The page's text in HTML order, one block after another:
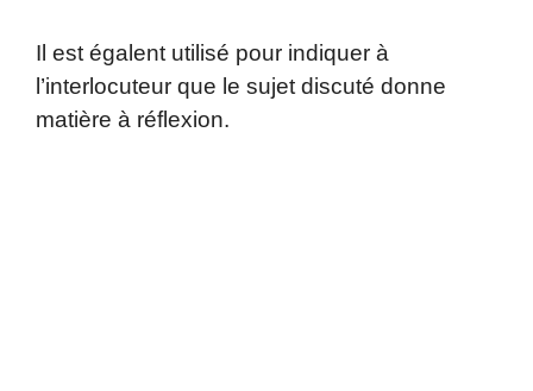
Il est égalent utilisé pour indiquer à
l’interlocuteur que le sujet discuté donne
matière à réflexion.